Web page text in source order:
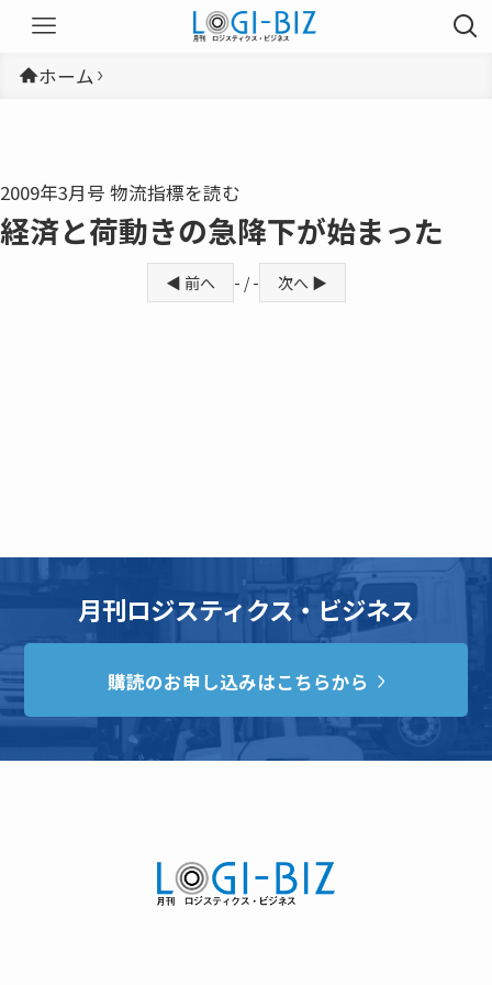
ホーム
2009年3月号 物流指標を読む
経済と荷動きの急降下が始まった
◀ 前へ - / - 次へ ▶
月刊ロジスティクス・ビジネス
購読のお申し込みはこちらから